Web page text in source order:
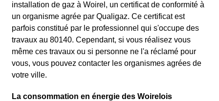
installation de gaz à Woirel, un certificat de conformité à
un organisme agrée par Qualigaz. Ce certificat est
parfois constitué par le professionnel qui s'occupe des
travaux au 80140. Cependant, si vous réalisez vous
même ces travaux ou si personne ne l'a réclamé pour
vous, vous pouvez contacter les organismes agrées de
votre ville.
La consommation en énergie des Woirelois